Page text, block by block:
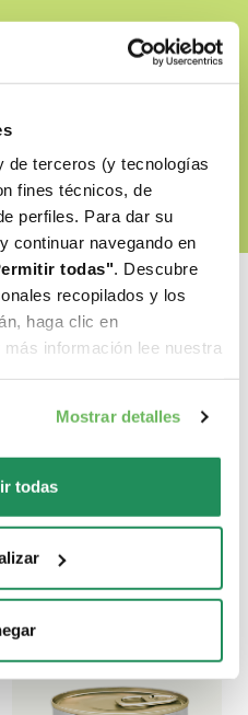
de terceros (y tecnologías
fines técnicos, de
perfiles. Para dar su
continuar navegando en
todas". Descubre
recopilados y los
haga clic en
información lee nuestra
Mostrar detalles
todas
favorito?